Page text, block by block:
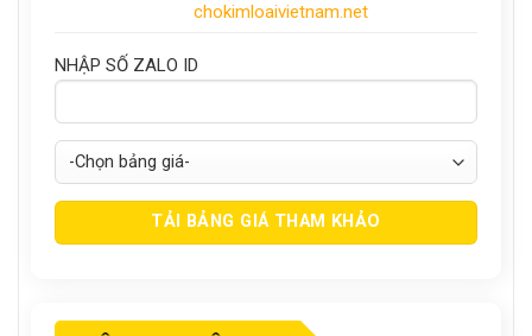
chokimloaivietnam.net
NHẬP SỐ ZALO ID